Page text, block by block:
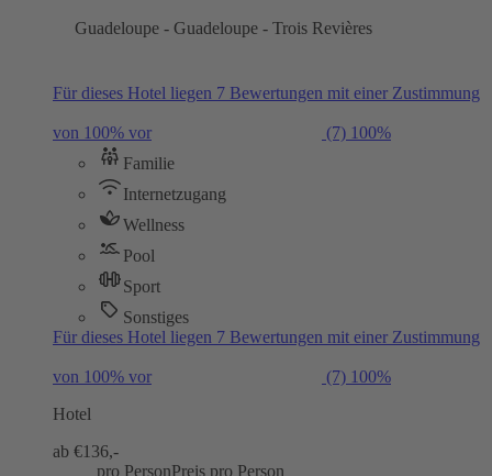
Guadeloupe - Guadeloupe - Trois Revières
Für dieses Hotel liegen 7 Bewertungen mit einer Zustimmung
von 100% vor (7) 100%
Familie
Internetzugang
Wellness
Pool
Sport
Sonstiges
Für dieses Hotel liegen 7 Bewertungen mit einer Zustimmung
von 100% vor (7) 100%
Hotel
ab €136,-
pro PersonPreis pro Person